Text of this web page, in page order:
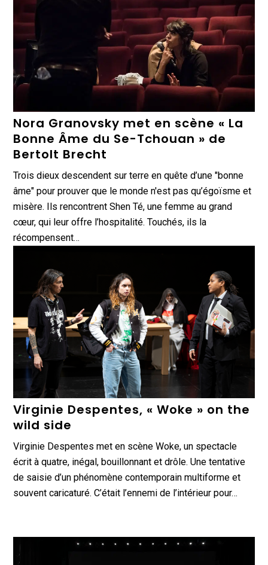
Nora Granovsky met en scène « La
Bonne Âme du Se-Tchouan » de
Bertolt Brecht
Trois dieux descendent sur terre en quête d’une "bonne
âme" pour prouver que le monde n'est pas qu’égoïsme et
misère. Ils rencontrent Shen Té, une femme au grand
cœur, qui leur offre l’hospitalité. Touchés, ils la
récompensent…
Virginie Despentes, « Woke » on the
wild side
Virginie Despentes met en scène Woke, un spectacle
écrit à quatre, inégal, bouillonnant et drôle. Une tentative
de saisie d’un phénomène contemporain multiforme et
souvent caricaturé. C’était l’ennemi de l’intérieur pour…